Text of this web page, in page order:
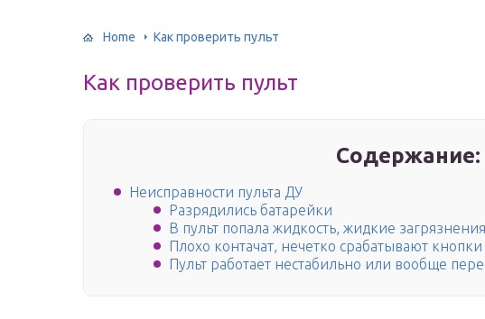
Home Как проверить пульт
Как проверить пульт
Содержание:
Неисправности пульта ДУ
Разрядились батарейки
В пульт попала жидкость, жидкие загрязнения
Плохо контачат, нечетко срабатывают кнопки
Пульт работает нестабильно или вообще